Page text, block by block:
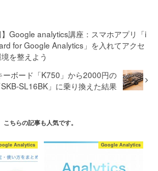
】Google analytics講座：スマホアプリ「i
for Google Analytics」を入れてアクセ
を整えよう
ーボード「K750」から2000円の
SL16BK」に乗り換えた結果
こちらの記事も人気です。
Analytics Google Analytics